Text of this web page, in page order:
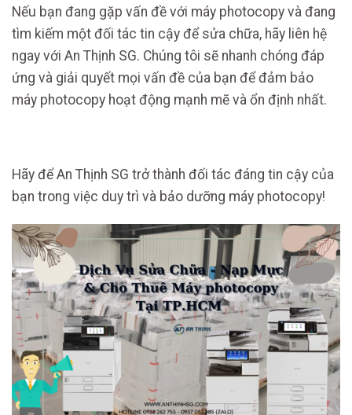
Nếu bạn đang gặp vấn đề với máy photocopy và đang
tìm kiếm một đối tác tin cậy để sửa chữa, hãy liên hệ
ngay với An Thịnh SG. Chúng tôi sẽ nhanh chóng đáp
ứng và giải quyết mọi vấn đề của bạn để đảm bảo
máy photocopy hoạt động mạnh mẽ và ổn định nhất.
Hãy để An Thịnh SG trở thành đối tác đáng tin cậy của
bạn trong việc duy trì và bảo dưỡng máy photocopy!